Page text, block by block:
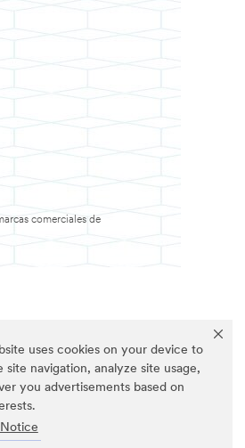
uses cookies on your device to
site navigation, analyze site usage,
you advertisements based on
comerciales de